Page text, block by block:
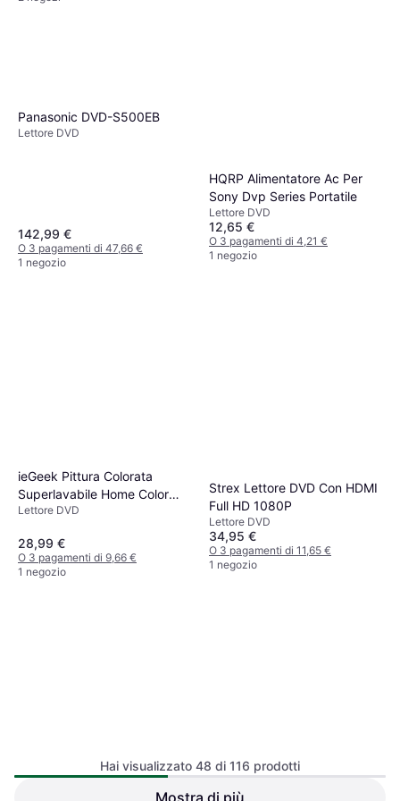
Panasonic DVD-S500EB
Lettore DVD
142,99 €
O 3 pagamenti di 47,66 €
1 negozio
HQRP Alimentatore Ac Per
Sony Dvp Series Portatile
Lettore DVD
12,65 €
O 3 pagamenti di 4,21 €
1 negozio
ieGeek Pittura Colorata
Superlavabile Home Color
Grattacielo 2.5l
Lettore DVD
28,99 €
O 3 pagamenti di 9,66 €
1 negozio
Strex Lettore DVD Con HDMI
Full HD 1080P
Lettore DVD
34,95 €
O 3 pagamenti di 11,65 €
1 negozio
Definizione Multimediale
Surenhap Lettore Dvd
Hai visualizzato 48 di 116 prodotti
Mostra di più